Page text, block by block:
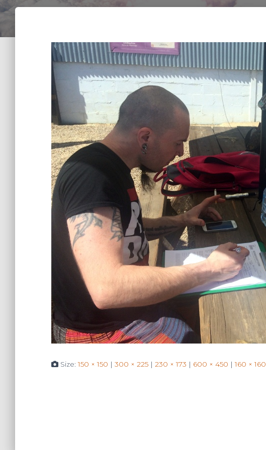
Size:150 × 150 | 300 × 225 | 230 × 173 | 600 × 450 | 160 × 160